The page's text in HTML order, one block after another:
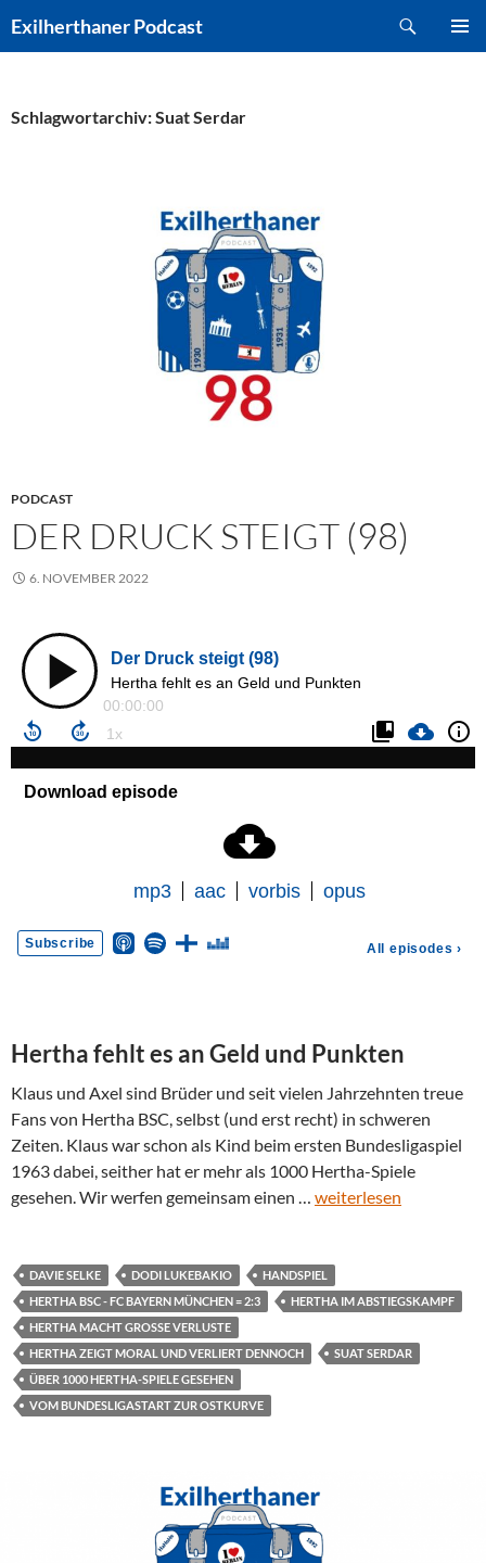
Inhalt
Exilherthaner Podcast
Schlagwortarchiv: Suat Serdar
PODCAST
DER DRUCK STEIGT (98)
6. NOVEMBER 2022
Hertha fehlt es an Geld und Punkten
Klaus und Axel sind Brüder und seit vielen Jahrzehnten treue
Fans von Hertha BSC, selbst (und erst recht) in schweren
Zeiten. Klaus war schon als Kind beim ersten Bundesligaspiel
1963 dabei, seither hat er mehr als 1000 Hertha-Spiele
gesehen. Wir werfen gemeinsam einen … weiterlesen
DAVIE SELKE DODI LUKEBAKIO
HANDSPIEL
HERTHA BSC - FC BAYERN MÜNCHEN = 2:3
HERTHA IM ABSTIEGSKAMPF
HERTHA MACHT GROSSE VERLUSTE
HERTHA ZEIGT MORAL UND VERLIERT DENNOCH
SUAT SERDAR
ÜBER 1000 HERTHA-SPIELE GESEHEN
VOM BUNDESLIGASTART ZUR OSTKURVE